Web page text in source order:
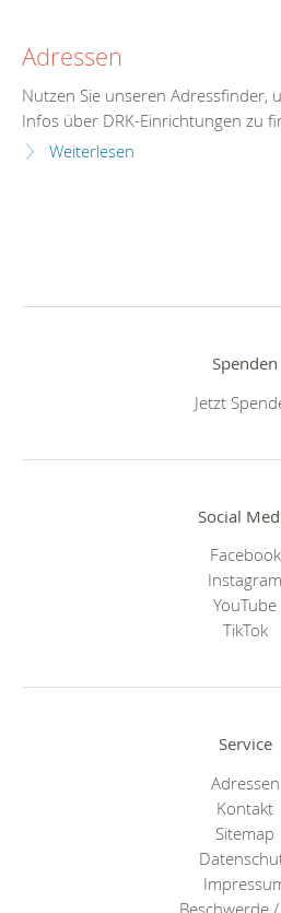
Adressen
Nutzen Sie unseren Adressfinder,
Infos über DRK-Einrichtungen zu
Weiterlesen
Spenden
Jetzt
Social
Facebook
Instagram
YouTube
TikTok
Service
Adressen
Kontakt
Sitemap
Beschwerde